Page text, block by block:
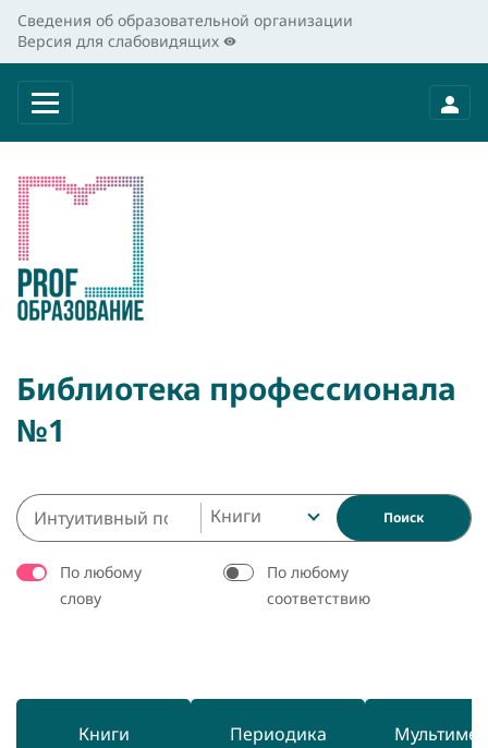
Сведения об образовательной организации
Версия для слабовидящих
Библиотека профессионала
№1
Книги Поиск
По любому
слову
По любому
соответствию
Книги Периодика